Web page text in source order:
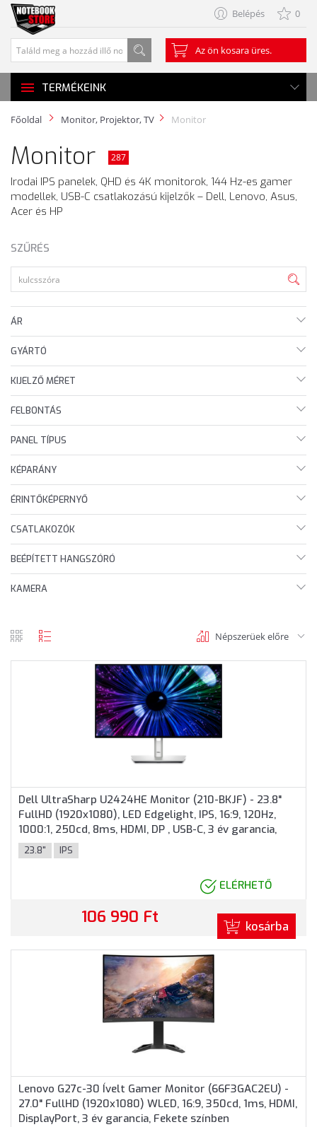
Belépés 0
Az ön kosara üres.
TERMÉKEINK
Főoldal Monitor, Projektor, TV Monitor
Monitor 287
Irodai IPS panelek, QHD és 4K monitorok, 144 Hz-es gamer
modellek, USB-C csatlakozású kijelzők – Dell, Lenovo, Asus,
Acer és HP
SZŰRÉS
ÁR
GYÁRTÓ
KIJELZŐ MÉRET
FELBONTÁS
PANEL TÍPUS
KÉPARÁNY
ÉRINTŐKÉPERNYŐ
CSATLAKOZÓK
BEÉPÍTETT HANGSZÓRÓ
KAMERA
Népszerüek előre
Dell UltraSharp U2424HE Monitor (210-BKJF) - 23.8"
FullHD (1920x1080), LED Edgelight, IPS, 16:9, 120Hz,
1000:1, 250cd, 8ms, HDMI, DP , USB-C, 3 év garancia,
Ezüst színben
23.8" IPS
ELÉRHETŐ
106 990 Ft kosárba
Lenovo G27c-30 Ívelt Gamer Monitor (66F3GAC2EU) -
27.0" FullHD (1920x1080) WLED, 16:9, 350cd, 1ms, HDMI,
DisplayPort, 3 év garancia, Fekete színben